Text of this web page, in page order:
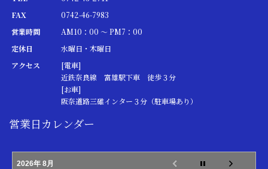
FAX
0742-46-7983
営業時間
AM10：00 ～ PM7：00
定休日
水曜日・木曜日
アクセス
[電車]
近鉄奈良線 富雄駅下車 徒歩３分
[お車]
阪奈道路三碓インター３分（駐車場あり）
営業日カレンダー
2026年 8月